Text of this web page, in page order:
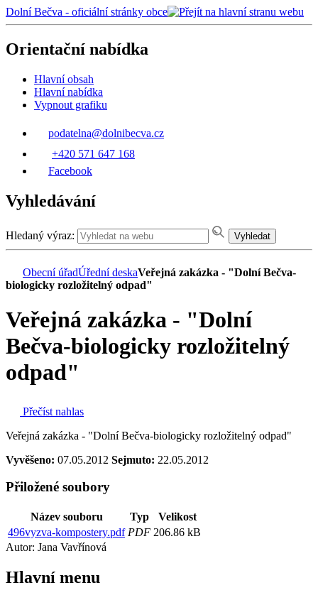
Dolní Bečva - oficiální stránky obce
Orientační nabídka
Hlavní obsah
Hlavní nabídka
Vypnout grafiku
podatelna@dolnibecva.cz
+420 571 647 168
Facebook
Vyhledávání
Hledaný výraz: Vyhledat
Obecní úřadÚřední deskaVeřejná zakázka - "Dolní Bečva-
biologicky rozložitelný odpad"
Veřejná zakázka - "Dolní
Bečva-biologicky rozložitelný
odpad"
Přečíst nahlas
Veřejná zakázka - "Dolní Bečva-biologicky rozložitelný odpad"
Vyvěšeno: 07.05.2012 Sejmuto: 22.05.2012
Přiložené soubory
Název souboru Typ
Velikost
496vyzva-kompostery.pdf PDF 206.86 kB
Autor: Jana Vavřínová
Hlavní menu